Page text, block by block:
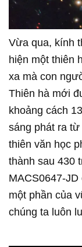
Vừa qua, kính
hiện một thiên
xa mà con
Thiên hà mới
khoảng cách
sáng phát ra
thiên văn học
thành sau 430
MACS0647-
một phần của
chúng ta luôn